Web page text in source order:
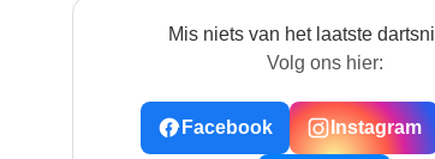
Mis niets van het laatste
Volg ons hier:
Facebook Instagram